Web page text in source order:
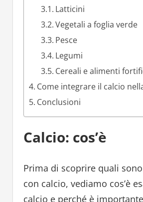
Latticini
Vegetali a foglia verde
Pesce
Legumi
Cereali e alimenti
Come integrare il calcio
Conclusioni
Calcio: cos’è
Prima di scoprire quali
con calcio, vediamo cos’è
calcio e perché è